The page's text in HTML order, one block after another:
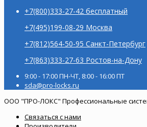
+7(800)333-27-42 бесплатный
+7(495)199-08-29 Москва
+7(812)564-50-95 Санкт-Петербург
+7(863)333-27-63 Ростов-на-Дону
9:00 - 17:00 ПН-ЧТ, 8:00 - 16:00 ПТ
sda@pro-locks.ru
ООО "ПРО-ЛОКС" Профессиональные
Связаться с нами